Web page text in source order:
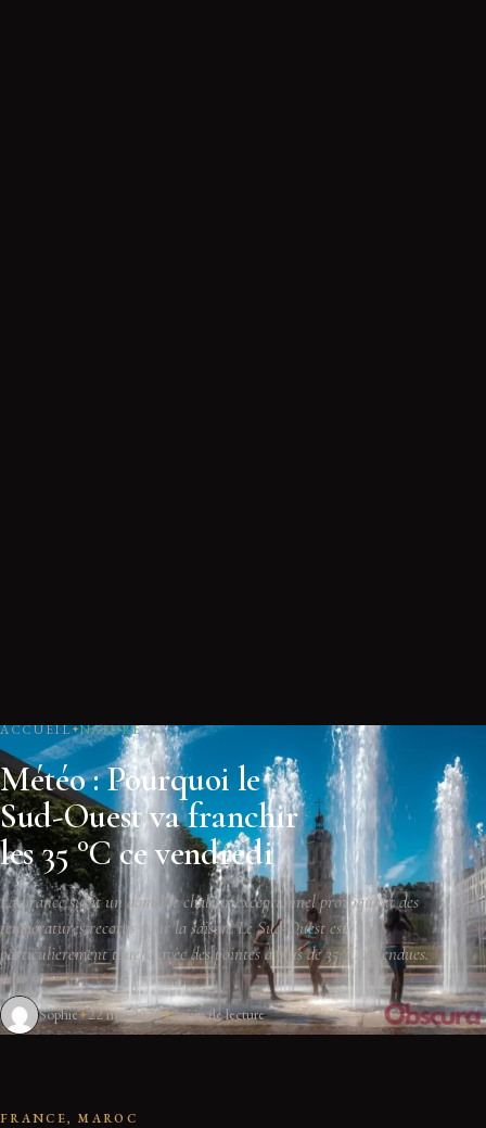
ACCUEIL NATURE
Météo : Pourquoi le
Sud-Ouest va franchir
les 35 °C ce vendredi
La France subit un dôme de chaleur exceptionnel provoquant des
températures records pour la saison. Le Sud-Ouest est
particulièrement touché avec des pointes à plus de 35 °C attendues.
Sophie 22 mai 2026 2 min de lecture
FRANCE, MAROC